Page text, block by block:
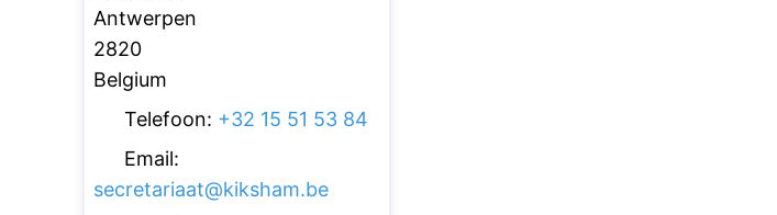
Antwerpen
2820
Belgium
Telefoon: +32 15 51 53 84
Email:
secretariaat@kiksham.be